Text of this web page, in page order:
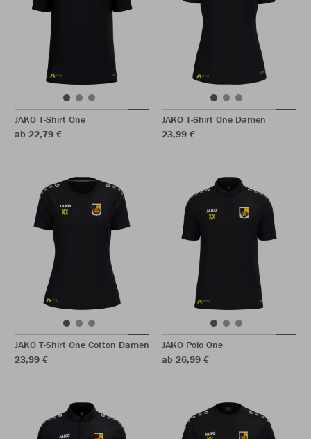
JAKO T-Shirt One
ab 22,79 €
JAKO T-Shirt One Damen
23,99 €
JAKO T-Shirt One Cotton Damen
23,99 €
JAKO Polo One
ab 26,99 €